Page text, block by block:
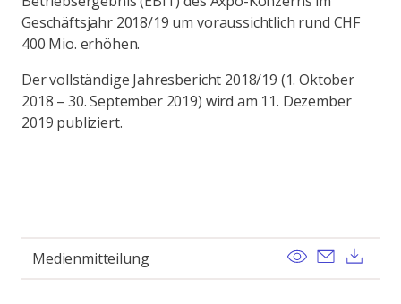
Geschäftsjahr 2018/19 um voraussichtlich rund CHF
400 Mio. erhöhen.
Der vollständige Jahresbericht 2018/19 (1. Oktober
2018 – 30. September 2019) wird am 11. Dezember
2019 publiziert.
Medienmitteilung View Send